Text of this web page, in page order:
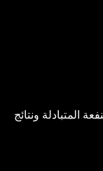
المتبادلة ونتائج